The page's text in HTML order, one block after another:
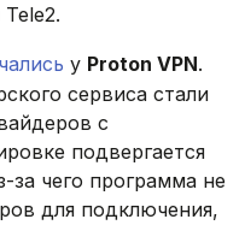
у Proton VPN.
сервиса стали
с
подвергается
за чего программа не
для подключения,